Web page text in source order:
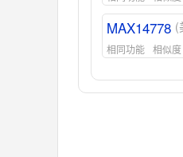
MAX14778 (
相同功能 相似
ADG1439 (